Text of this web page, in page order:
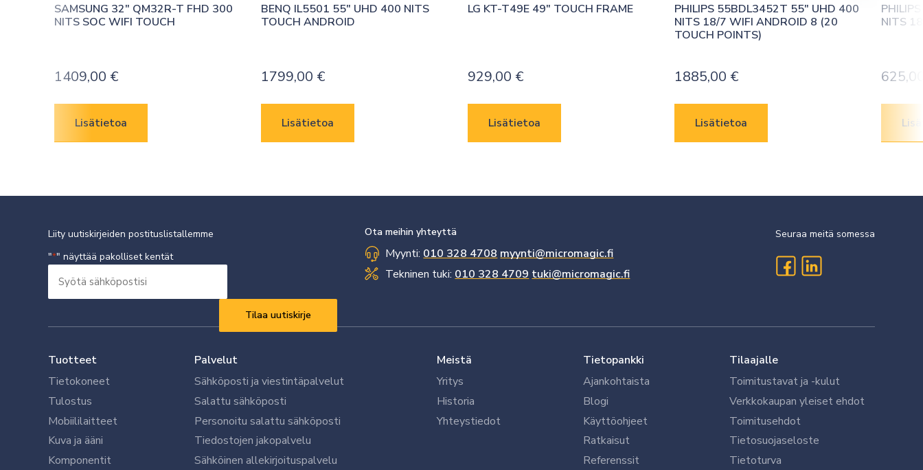
SAMSUNG 32″ QM32R-T FHD 300
NITS SOC WIFI TOUCH
1409,00 €
Lisätietoa
BENQ IL5501 55″ UHD 400 NITS
TOUCH ANDROID
1799,00 €
Lisätietoa
LG KT-T49E 49″ TOUCH FRAME
929,00 €
Lisätietoa
PHILIPS 55BDL3452T 55″ UHD 400
NITS 18/7 WIFI ANDROID 8 (20
TOUCH POINTS)
1885,00 €
Lisätietoa
NITS
Liity uutiskirjeiden postituslistallemme
"*" näyttää pakolliset kentät
sähköpostisi
Ota meihin yhteyttä
Myynti: 010 328 4708 myynti@micromagic.fi
Tekninen tuki: 010 328 4709 tuki@micromagic.fi
Seuraa meitä somessa
Tuotteet
Tietokoneet
Tulostus
Mobiililaitteet
Kuva ja ääni
Komponentit
Palvelut
Sähköposti ja viestintäpalvelut
Salattu sähköposti
Personoitu salattu sähköposti
Tiedostojen jakopalvelu
Sähköinen allekirjoituspalvelu
Meistä
Yritys
Historia
Yhteystiedot
Tietopankki
Ajankohtaista
Blogi
Käyttöohjeet
Ratkaisut
Referenssit
Tilaajalle
Toimitustavat ja -kulut
Verkkokaupan yleiset ehdot
Toimitusehdot
Tietosuojaseloste
Tietoturva